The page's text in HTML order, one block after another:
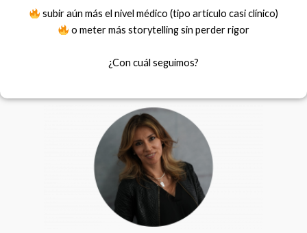
subir aún más el nivel médico (tipo artículo casi clínico)
o meter más storytelling sin perder rigor
¿Con cuál seguimos?
F
a
c
e
b
o
o
k
I
s
t
a
g
r
a
m